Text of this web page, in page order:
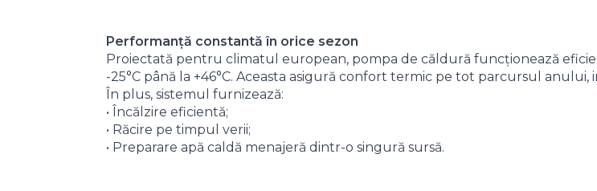
Performanță constantă în orice sezon
Proiectată pentru climatul european, pompa de căldură funcționează
-25°C până la +46°C. Aceasta asigură confort termic pe tot parcursul
În plus, sistemul furnizează:
• Încălzire eficientă;
• Răcire pe timpul verii;
• Preparare apă caldă menajeră dintr-o singură sursă.